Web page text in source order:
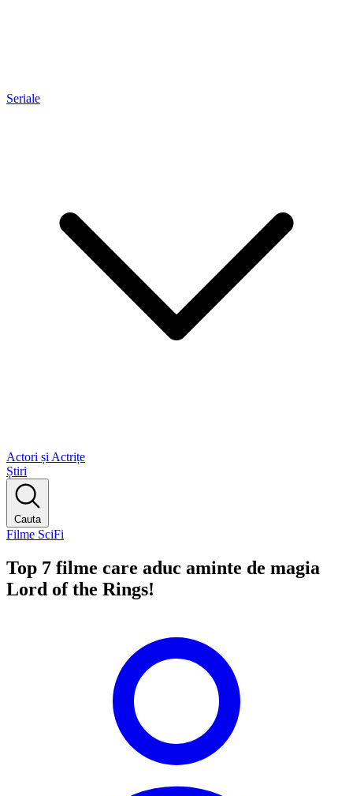
Seriale
Actori și Actrițe
Știri
Cauta
Filme SciFi
Top 7 filme care aduc aminte de magia
Lord of the Rings!